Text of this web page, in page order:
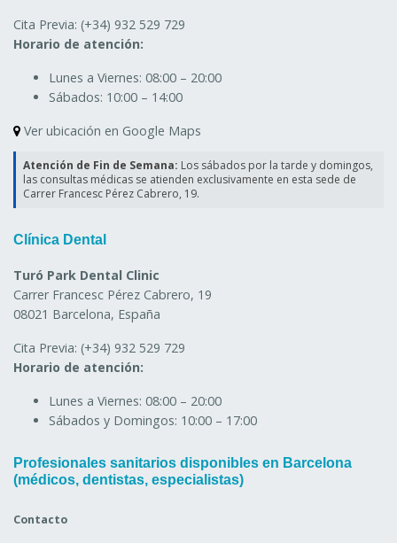
Cita Previa: (+34) 932 529 729
Horario de atención:
Lunes a Viernes: 08:00 – 20:00
Sábados: 10:00 – 14:00
Ver ubicación en Google Maps
Atención de Fin de Semana: Los sábados por la tarde y domingos,
las consultas médicas se atienden exclusivamente en esta sede de
Carrer Francesc Pérez Cabrero, 19.
Clínica Dental
Turó Park Dental Clinic
Carrer Francesc Pérez Cabrero, 19
08021 Barcelona, España
Cita Previa: (+34) 932 529 729
Horario de atención:
Lunes a Viernes: 08:00 – 20:00
Sábados y Domingos: 10:00 – 17:00
Profesionales sanitarios disponibles en Barcelona
(médicos, dentistas, especialistas)
Contacto